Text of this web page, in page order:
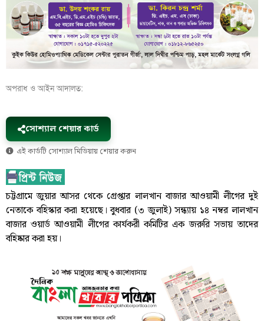
অপরাধ ও আইন আদালত:
সোশ্যাল শেয়ার কার্ড
এই কার্ডটি সোশ্যাল মিডিয়ায় শেয়ার করুন
চট্টগ্রামে জুয়ার আসর থেকে গ্রেপ্তার লালখান বাজার আওয়ামী লীগের দুই
নেতাকে বহিস্কার করা হয়েছে। বুধবার (৩ জুলাই) সন্ধ্যায় ১৪ নম্বর লালখান
বাজার ওয়ার্ড আওয়ামী লীগের কার্যকরী কমিটির এক জরুরি সভায় তাদের
বহিষ্কার করা হয়।